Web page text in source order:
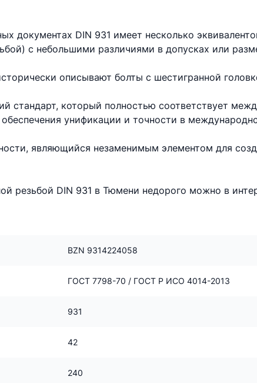
документах DIN 931 имеет несколько
с небольшими различиями в допусках или
описывают болты с шестигранной
который полностью соответствует
унификации и точности в
являющийся незаменимым элементом для
резьбой DIN 931 в Тюмени недорого можно в
BZN 9314224058
ГОСТ 7798-70 / ГОСТ Р ИСО 4014-2013
931
42
240